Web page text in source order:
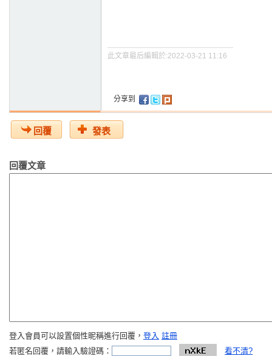
此文章最后編輯於:2022-03-21 11:16
分享到
回覆 發表
回覆文章
登入會員可以設置個性昵稱進行回覆， 登入 註冊
若匿名回覆，請輸入驗證碼：
看不清?